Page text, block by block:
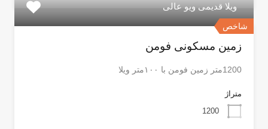
شاخص
ویلا قدیمی ویو عالی
زمین مسکونی فومن
1200متر زمین فومن با ۱۰۰متر ویلا
متراژ
1200